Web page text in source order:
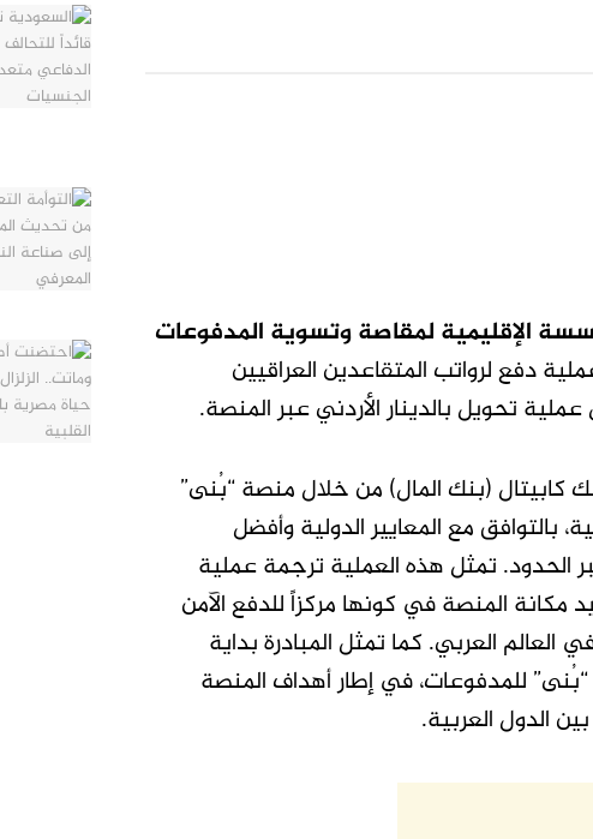
الإقليمية لمقاصة وتسوية المدفوعات
دفع لرواتب المتقاعدين العراقيين
تحويل بالدينار الأردني عبر المنصة.
كابيتال (بنك المال) من خلال منصة “بُنى”
بالتوافق مع المعايير الدولية وأفضل
الحدود. تمثل هذه العملية ترجمة عملية
في شهر ديسمبر 2022، وتعيد تأكيد مكانة المنصة في كونها مركزاً للدفع الآمن
العربي. كما تمثل المبادرة بداية
للمدفوعات، في إطار أهداف المنصة
الدول العربية.